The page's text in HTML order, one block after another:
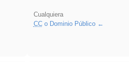
Cualquiera
CCo Dominio Público